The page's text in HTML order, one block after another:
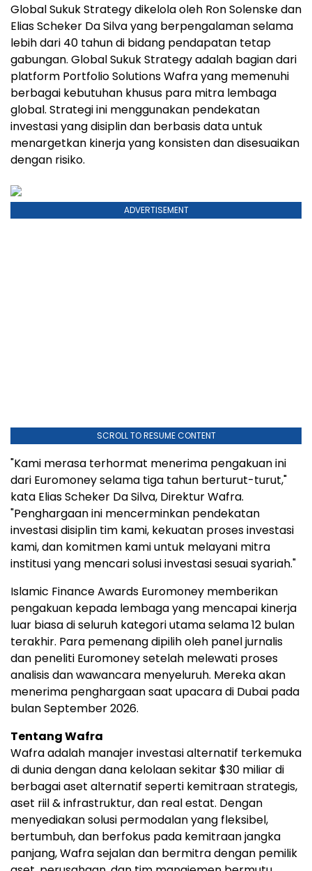
Global Sukuk Strategy dikelola oleh Ron Solenske dan
Elias Scheker Da Silva yang berpengalaman selama
lebih dari 40 tahun di bidang pendapatan tetap
gabungan. Global Sukuk Strategy adalah bagian dari
platform Portfolio Solutions Wafra yang memenuhi
berbagai kebutuhan khusus para mitra lembaga
global. Strategi ini menggunakan pendekatan
investasi yang disiplin dan berbasis data untuk
menargetkan kinerja yang konsisten dan disesuaikan
dengan risiko.
ADVERTISEMENT
SCROLL TO RESUME CONTENT
"Kami merasa terhormat menerima pengakuan ini
dari Euromoney selama tiga tahun berturut-turut,"
kata Elias Scheker Da Silva, Direktur Wafra.
"Penghargaan ini mencerminkan pendekatan
investasi disiplin tim kami, kekuatan proses investasi
kami, dan komitmen kami untuk melayani mitra
institusi yang mencari solusi investasi sesuai syariah."
Islamic Finance Awards Euromoney memberikan
pengakuan kepada lembaga yang mencapai kinerja
luar biasa di seluruh kategori utama selama 12 bulan
terakhir. Para pemenang dipilih oleh panel jurnalis
dan peneliti Euromoney setelah melewati proses
analisis dan wawancara menyeluruh. Mereka akan
menerima penghargaan saat upacara di Dubai pada
bulan September 2026.
Tentang Wafra
Wafra adalah manajer investasi alternatif terkemuka
di dunia dengan dana kelolaan sekitar $30 miliar di
berbagai aset alternatif seperti kemitraan strategis,
aset riil & infrastruktur, dan real estat. Dengan
menyediakan solusi permodalan yang fleksibel,
bertumbuh, dan berfokus pada kemitraan jangka
panjang, Wafra sejalan dan bermitra dengan pemilik